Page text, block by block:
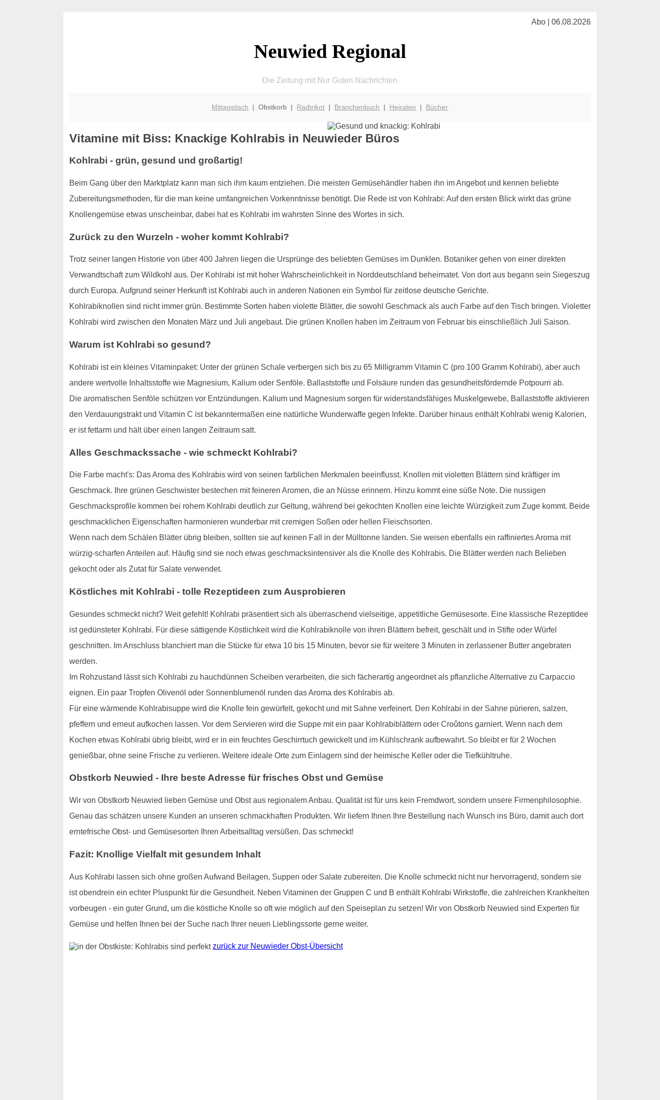
Abo | 06.08.2026
Neuwied Regional
Die Zeitung mit Nur Guten Nachrichten
Mittagstisch | Obstkorb | Radtrikot | Branchenbuch | Heiraten | Bücher
Vitamine mit Biss: Knackige Kohlrabis in Neuwieder Büros
Kohlrabi - grün, gesund und großartig!
Beim Gang über den Marktplatz kann man sich ihm kaum entziehen. Die meisten Gemüsehändler haben ihn im Angebot und kennen beliebte
Zubereitungsmethoden, für die man keine umfangreichen Vorkenntnisse benötigt. Die Rede ist von Kohlrabi: Auf den ersten Blick wirkt das grüne
Knollengemüse etwas unscheinbar, dabei hat es Kohlrabi im wahrsten Sinne des Wortes in sich.
Zurück zu den Wurzeln - woher kommt Kohlrabi?
Trotz seiner langen Historie von über 400 Jahren liegen die Ursprünge des beliebten Gemüses im Dunklen. Botaniker gehen von einer direkten
Verwandtschaft zum Wildkohl aus. Der Kohlrabi ist mit hoher Wahrscheinlichkeit in Norddeutschland beheimatet. Von dort aus begann sein Siegeszug
durch Europa. Aufgrund seiner Herkunft ist Kohlrabi auch in anderen Nationen ein Symbol für zeitlose deutsche Gerichte.
Kohlrabiknollen sind nicht immer grün. Bestimmte Sorten haben violette Blätter, die sowohl Geschmack als auch Farbe auf den Tisch bringen. Violetter
Kohlrabi wird zwischen den Monaten März und Juli angebaut. Die grünen Knollen haben im Zeitraum von Februar bis einschließlich Juli Saison.
Warum ist Kohlrabi so gesund?
Kohlrabi ist ein kleines Vitaminpaket: Unter der grünen Schale verbergen sich bis zu 65 Milligramm Vitamin C (pro 100 Gramm Kohlrabi), aber auch
andere wertvolle Inhaltsstoffe wie Magnesium, Kalium oder Senföle. Ballaststoffe und Folsäure runden das gesundheitsfördernde Potpourri ab.
Die aromatischen Senföle schützen vor Entzündungen. Kalium und Magnesium sorgen für widerstandsfähiges Muskelgewebe, Ballaststoffe aktivieren
den Verdauungstrakt und Vitamin C ist bekanntermaßen eine natürliche Wunderwaffe gegen Infekte. Darüber hinaus enthält Kohlrabi wenig Kalorien,
er ist fettarm und hält über einen langen Zeitraum satt.
Alles Geschmackssache - wie schmeckt Kohlrabi?
Die Farbe macht's: Das Aroma des Kohlrabis wird von seinen farblichen Merkmalen beeinflusst. Knollen mit violetten Blättern sind kräftiger im
Geschmack. Ihre grünen Geschwister bestechen mit feineren Aromen, die an Nüsse erinnern. Hinzu kommt eine süße Note. Die nussigen
Geschmacksprofile kommen bei rohem Kohlrabi deutlich zur Geltung, während bei gekochten Knollen eine leichte Würzigkeit zum Zuge kommt. Beide
geschmacklichen Eigenschaften harmonieren wunderbar mit cremigen Soßen oder hellen Fleischsorten.
Wenn nach dem Schälen Blätter übrig bleiben, sollten sie auf keinen Fall in der Mülltonne landen. Sie weisen ebenfalls ein raffiniertes Aroma mit
würzig-scharfen Anteilen auf. Häufig sind sie noch etwas geschmacksintensiver als die Knolle des Kohlrabis. Die Blätter werden nach Belieben
gekocht oder als Zutat für Salate verwendet.
Köstliches mit Kohlrabi - tolle Rezeptideen zum Ausprobieren
Gesundes schmeckt nicht? Weit gefehlt! Kohlrabi präsentiert sich als überraschend vielseitige, appetitliche Gemüsesorte. Eine klassische Rezeptidee
ist gedünsteter Kohlrabi. Für diese sättigende Köstlichkeit wird die Kohlrabiknolle von ihren Blättern befreit, geschält und in Stifte oder Würfel
geschnitten. Im Anschluss blanchiert man die Stücke für etwa 10 bis 15 Minuten, bevor sie für weitere 3 Minuten in zerlassener Butter angebraten
werden.
Im Rohzustand lässt sich Kohlrabi zu hauchdünnen Scheiben verarbeiten, die sich fächerartig angeordnet als pflanzliche Alternative zu Carpaccio
eignen. Ein paar Tropfen Olivenöl oder Sonnenblumenöl runden das Aroma des Kohlrabis ab.
Für eine wärmende Kohlrabisuppe wird die Knolle fein gewürfelt, gekocht und mit Sahne verfeinert. Den Kohlrabi in der Sahne pürieren, salzen,
pfeffern und erneut aufkochen lassen. Vor dem Servieren wird die Suppe mit ein paar Kohlrabiblättern oder Croûtons garniert. Wenn nach dem
Kochen etwas Kohlrabi übrig bleibt, wird er in ein feuchtes Geschirrtuch gewickelt und im Kühlschrank aufbewahrt. So bleibt er für 2 Wochen
genießbar, ohne seine Frische zu verlieren. Weitere ideale Orte zum Einlagern sind der heimische Keller oder die Tiefkühltruhe.
Obstkorb Neuwied - Ihre beste Adresse für frisches Obst und Gemüse
Wir von Obstkorb Neuwied lieben Gemüse und Obst aus regionalem Anbau. Qualität ist für uns kein Fremdwort, sondern unsere Firmenphilosophie.
Genau das schätzen unsere Kunden an unseren schmackhaften Produkten. Wir liefern Ihnen Ihre Bestellung nach Wunsch ins Büro, damit auch dort
erntefrische Obst- und Gemüsesorten Ihren Arbeitsalltag versüßen. Das schmeckt!
Fazit: Knollige Vielfalt mit gesundem Inhalt
Aus Kohlrabi lassen sich ohne großen Aufwand Beilagen, Suppen oder Salate zubereiten. Die Knolle schmeckt nicht nur hervorragend, sondern sie
ist obendrein ein echter Pluspunkt für die Gesundheit. Neben Vitaminen der Gruppen C und B enthält Kohlrabi Wirkstoffe, die zahlreichen Krankheiten
vorbeugen - ein guter Grund, um die köstliche Knolle so oft wie möglich auf den Speiseplan zu setzen! Wir von Obstkorb Neuwied sind Experten für
Gemüse und helfen Ihnen bei der Suche nach Ihrer neuen Lieblingssorte gerne weiter.
zurück zur Neuwieder Obst-Übersicht